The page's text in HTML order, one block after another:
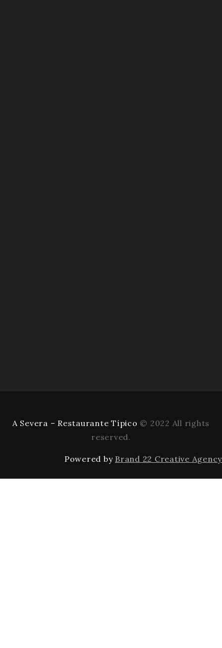
A Severa – Restaurante Típico © 2022 All rights
reserved.
Powered by Brand 22 Creative Agency